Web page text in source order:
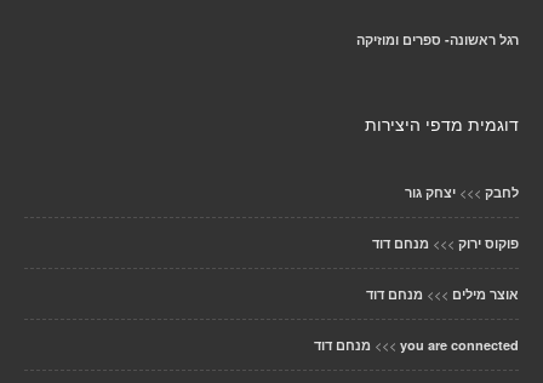
רגל ראשונה- ספרים ומוזיקה
דוגמית מדפי היצירות
לחבק >>> יצחק גור
פוקוס ירוק >>> מנחם דוד
אוצר מילים >>> מנחם דוד
you are connected
>>> מנחם דוד